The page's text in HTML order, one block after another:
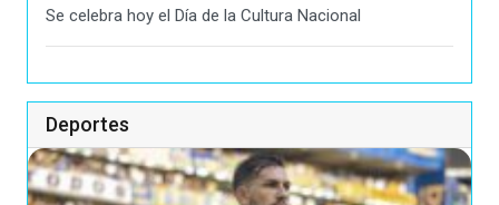
Se celebra hoy el Día de la Cultura Nacional
Deportes